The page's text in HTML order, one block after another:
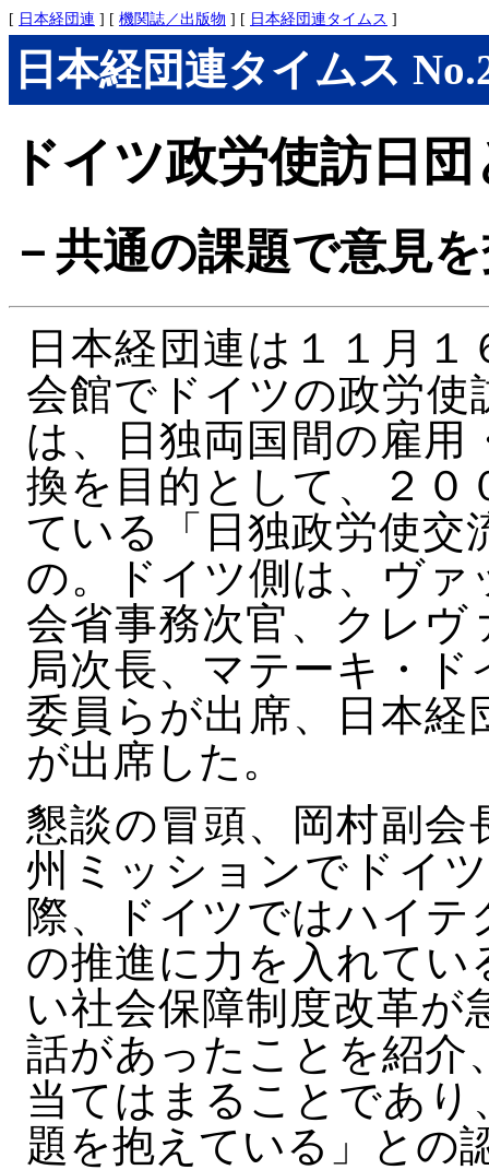
[ 日本経団連 ] [ 機関誌／出版物 ] [ 日本経団連タイムス ]
日本経団連タイムス
ドイツ政労使訪日
－共通の課題で意見
日本経団連は１１月
会館でドイツの政労使
は、日独両国間の雇
換を目的として、２０
ている「日独政労使交
の。ドイツ側は、ヴァ
会省事務次官、クレヴ
局次長、マテーキ・
委員らが出席、日本経
が出席した。
懇談の冒頭、岡村副会
州ミッションでドイ
際、ドイツではハイ
の推進に力を入れてい
い社会保障制度改革
話があったことを紹介
当てはまることであ
題を抱えている」との